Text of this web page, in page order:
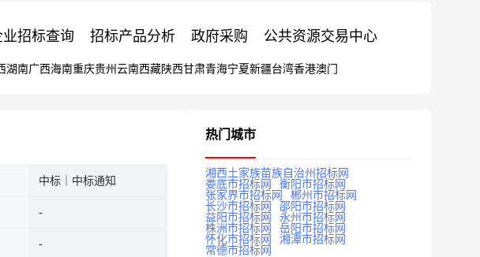
业招标查询 招标产品分析 政府采购 公共资源交易中心
湖南广西海南重庆贵州 云南西藏陕西甘肃青海宁夏新疆台湾香港澳门
中标｜中标通知
热门城市
湘西土家族苗族自治州招标网
娄底市招标网
衡阳市招标网
张家界市招标网
郴州市招标网
长沙市招标网
邵阳市招标网
益阳市招标网
永州市招标网
株洲市招标网
岳阳市招标网
怀化市招标网
湘潭市招标网
常德市招标网